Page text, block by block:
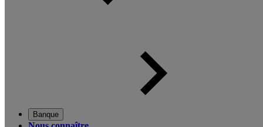
Banque